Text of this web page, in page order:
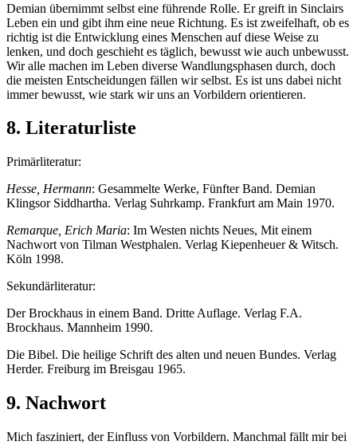
Demian übernimmt selbst eine führende Rolle. Er greift in Sinclairs
Leben ein und gibt ihm eine neue Richtung. Es ist zweifelhaft, ob es
richtig ist die Entwicklung eines Menschen auf diese Weise zu
lenken, und doch geschieht es täglich, bewusst wie auch unbewusst.
Wir alle machen im Leben diverse Wandlungsphasen durch, doch
die meisten Entscheidungen fällen wir selbst. Es ist uns dabei nicht
immer bewusst, wie stark wir uns an Vorbildern orientieren.
8. Literaturliste
Primärliteratur:
Hesse, Hermann: Gesammelte Werke, Fünfter Band. Demian
Klingsor Siddhartha. Verlag Suhrkamp. Frankfurt am Main 1970.
Remarque, Erich Maria: Im Westen nichts Neues, Mit einem
Nachwort von Tilman Westphalen. Verlag Kiepenheuer & Witsch.
Köln 1998.
Sekundärliteratur:
Der Brockhaus in einem Band. Dritte Auflage. Verlag F.A.
Brockhaus. Mannheim 1990.
Die Bibel. Die heilige Schrift des alten und neuen Bundes. Verlag
Herder. Freiburg im Breisgau 1965.
9. Nachwort
Mich fasziniert, der Einfluss von Vorbildern. Manchmal fällt mir bei